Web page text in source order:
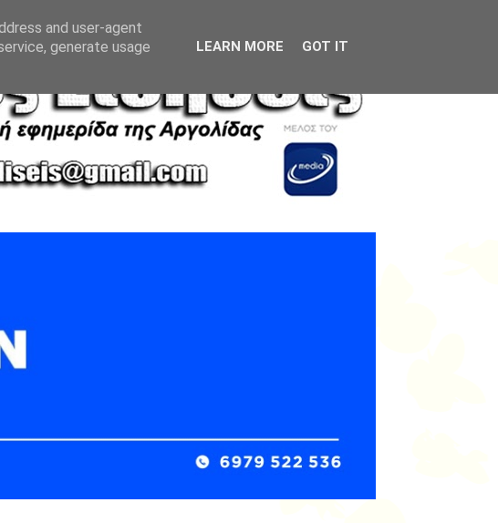
and user-agent
generate usage
LEARN MORE GOT IT